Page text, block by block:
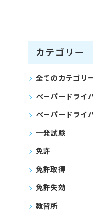
カテゴリー
全てのカテゴリ
ペーパードライ
ペーパードライ
一発試験
免許
免許取得
免許失効
教習所